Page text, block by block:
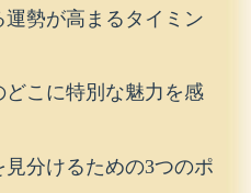
勢が高まるタイミン
こに特別な魅力を感
分けるための3つのポ